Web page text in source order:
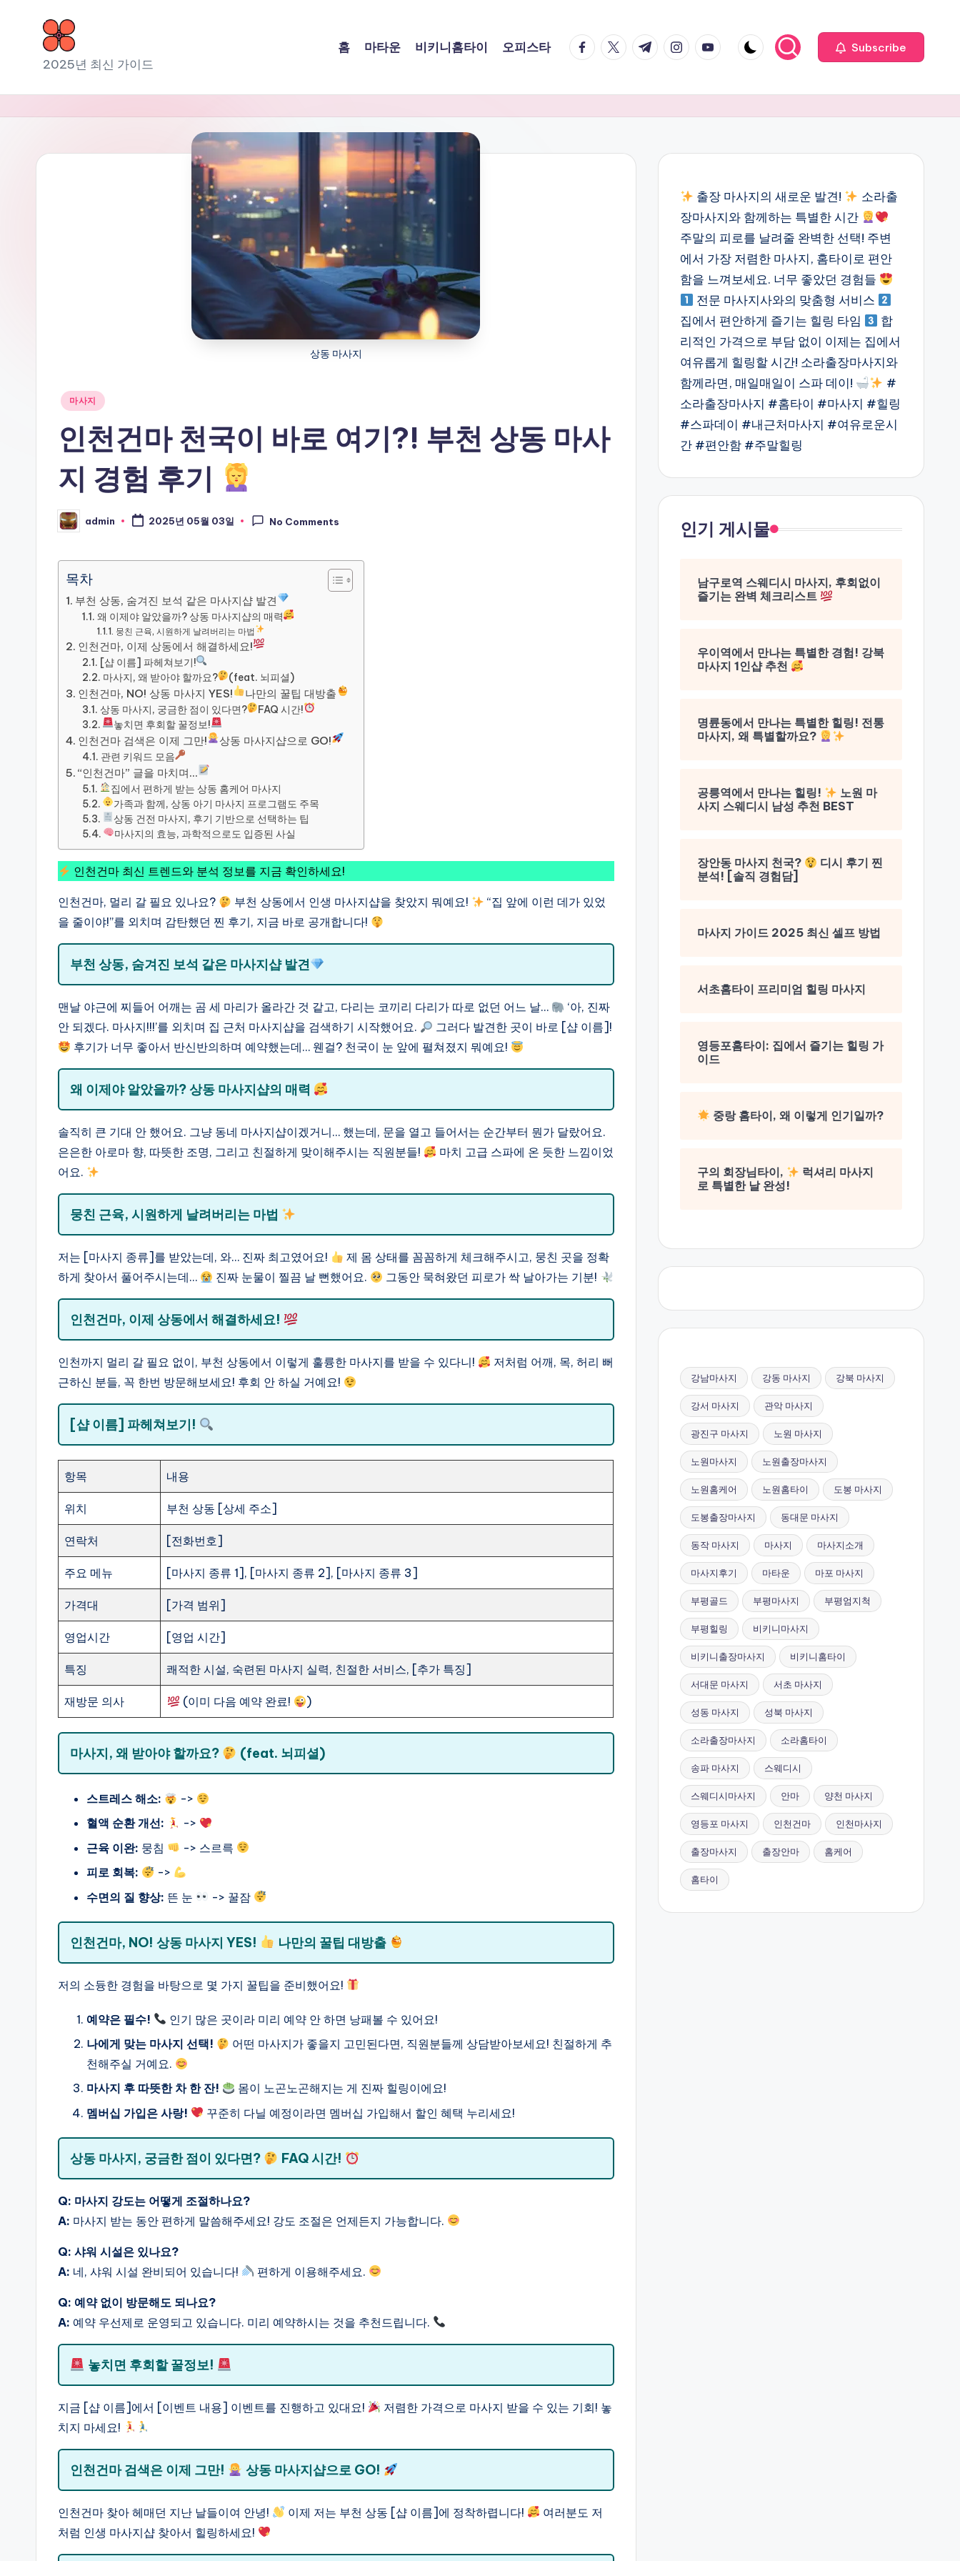
소
라
출
장
2025년 최신 가이드
홈 마타운 비키니홈타이 오피스타 facebook.com
twitter.com
t.me instagram.com
youtube.com Subscribe
상동 마사지
Posted
마사지
인천건마 천국이 바로 여기?! 부천 상동 마사
지 경험 후기
Posted
by
admin 2025년 05월 03일 No Comments
목차
부천 상동, 숨겨진 보석 같은 마사지샵 발견
왜 이제야 알았을까? 상동 마사지샵의 매력
뭉친 근육, 시원하게 날려버리는 마법
인천건마, 이제 상동에서 해결하세요!
[샵 이름] 파헤쳐보기!
마사지, 왜 받아야 할까요?
(feat. 뇌피셜)
인천건마, NO! 상동 마사지 YES! 나만의 꿀팁 대방출
상동 마사지, 궁금한 점이 있다면?
FAQ 시간!
놓치면 후회할 꿀정보!
인천건마 검색은 이제 그만! 상동 마사지샵으로 GO!
관련 키워드 모음
“인천건마” 글을 마치며…
집에서 편하게 받는 상동 홈케어 마사지
가족과 함께, 상동 아기 마사지 프로그램도 주목
상동 건전 마사지, 후기 기반으로 선택하는 팁
마사지의 효능, 과학적으로도 입증된 사실
인천건마 최신 트렌드와 분석 정보를 지금 확인하세요!
인천건마, 멀리 갈 필요 있나요? 부천 상동에서 인생 마사지샵을 찾았지 뭐예요!
“집 앞에 이런 데가 있었
을 줄이야!”를 외치며 감탄했던 찐 후기, 지금 바로 공개합니다!
부천 상동, 숨겨진 보석 같은 마사지샵 발견
맨날 야근에 찌들어 어깨는 곰 세 마리가 올라간 것 같고, 다리는 코끼리 다리가 따로 없던 어느 날…
‘아, 진짜
안 되겠다. 마사지!!!’를 외치며 집 근처 마사지샵을 검색하기 시작했어요.
그러다 발견한 곳이 바로 [샵 이름]!
후기가 너무 좋아서 반신반의하며 예약했는데… 웬걸? 천국이 눈 앞에 펼쳐졌지 뭐예요!
왜 이제야 알았을까? 상동 마사지샵의 매력
솔직히 큰 기대 안 했어요. 그냥 동네 마사지샵이겠거니… 했는데, 문을 열고 들어서는 순간부터 뭔가 달랐어요.
은은한 아로마 향, 따뜻한 조명, 그리고 친절하게 맞이해주시는 직원분들!
마치 고급 스파에 온 듯한 느낌이었
어요.
뭉친 근육, 시원하게 날려버리는 마법
저는 [마사지 종류]를 받았는데, 와… 진짜 최고였어요!
제 몸 상태를 꼼꼼하게 체크해주시고, 뭉친 곳을 정확
하게 찾아서 풀어주시는데…
진짜 눈물이 찔끔 날 뻔했어요. 그동안 묵혀왔던 피로가 싹 날아가는 기분!
인천건마, 이제 상동에서 해결하세요!
인천까지 멀리 갈 필요 없이, 부천 상동에서 이렇게 훌륭한 마사지를 받을 수 있다니!
저처럼 어깨, 목, 허리 뻐
근하신 분들, 꼭 한번 방문해보세요! 후회 안 하실 거예요!
[샵 이름] 파헤쳐보기!
항목 내용
위치 부천 상동 [상세 주소]
연락처 [전화번호]
주요 메뉴 [마사지 종류 1], [마사지 종류 2], [마사지 종류 3]
가격대 [가격 범위]
영업시간 [영업 시간]
특징 쾌적한 시설, 숙련된 마사지 실력, 친절한 서비스, [추가 특징]
재방문 의사 (이미 다음 예약 완료! )
마사지, 왜 받아야 할까요? (feat. 뇌피셜)
스트레스 해소:
->
혈액 순환 개선:
->
근육 이완: 뭉침
-> 스르륵
피로 회복:
->
수면의 질 향상: 뜬 눈 -> 꿀잠
인천건마, NO! 상동 마사지 YES! 나만의 꿀팁 대방출
저의 소듕한 경험을 바탕으로 몇 가지 꿀팁을 준비했어요!
예약은 필수!
인기 많은 곳이라 미리 예약 안 하면 낭패볼 수 있어요!
나에게 맞는 마사지 선택!
어떤 마사지가 좋을지 고민된다면, 직원분들께 상담받아보세요! 친절하게 추
천해주실 거예요.
마사지 후 따뜻한 차 한 잔!
몸이 노곤노곤해지는 게 진짜 힐링이에요!
멤버십 가입은 사랑!
꾸준히 다닐 예정이라면 멤버십 가입해서 할인 혜택 누리세요!
상동 마사지, 궁금한 점이 있다면? FAQ 시간!
Q: 마사지 강도는 어떻게 조절하나요?
A: 마사지 받는 동안 편하게 말씀해주세요! 강도 조절은 언제든지 가능합니다.
Q: 샤워 시설은 있나요?
A: 네, 샤워 시설 완비되어 있습니다! 편하게 이용해주세요.
Q: 예약 없이 방문해도 되나요?
A: 예약 우선제로 운영되고 있습니다. 미리 예약하시는 것을 추천드립니다.
놓치면 후회할 꿀정보!
지금 [샵 이름]에서 [이벤트 내용] 이벤트를 진행하고 있대요!
저렴한 가격으로 마사지 받을 수 있는 기회! 놓
치지 마세요!
인천건마 검색은 이제 그만! 상동 마사지샵으로 GO!
인천건마 찾아 헤매던 지난 날들이여 안녕! 이제 저는 부천 상동 [샵 이름]에 정착하렵니다!
여러분도 저
처럼 인생 마사지샵 찾아서 힐링하세요!
출장 마사지의 새로운 발견!
소라출
장마사지와 함께하는 특별한 시간
주말의 피로를 날려줄 완벽한 선택! 주변
에서 가장 저렴한 마사지, 홈타이로 편안
함을 느껴보세요. 너무 좋았던 경험들
전문 마사지사와의 맞춤형 서비스
집에서 편안하게 즐기는 힐링 타임
합
리적인 가격으로 부담 없이 이제는 집에서
여유롭게 힐링할 시간! 소라출장마사지와
함께라면, 매일매일이 스파 데이!
#
소라출장마사지 #홈타이 #마사지 #힐링
#스파데이 #내근처마사지 #여유로운시
간 #편안함 #주말힐링
인기 게시물
남구로역 스웨디시 마사지, 후회없이
즐기는 완벽 체크리스트
우이역에서 만나는 특별한 경험! 강북
마사지 1인샵 추천
명륜동에서 만나는 특별한 힐링! 전통
마사지, 왜 특별할까요?
공릉역에서 만나는 힐링!
노원 마
사지 스웨디시 남성 추천 BEST
장안동 마사지 천국?
디시 후기 찐
분석! [솔직 경험담]
마사지 가이드 2025 최신 셀프 방법
서초홈타이 프리미엄 힐링 마사지
영등포홈타이: 집에서 즐기는 힐링 가
이드
중랑 홈타이, 왜 이렇게 인기일까?
구의 회장님타이,
럭셔리 마사지
로 특별한 날 완성!
강남마사지 강동 마사지 강북 마사지
강서 마사지 관악 마사지
광진구 마사지 노원 마사지
노원마사지 노원출장마사지
노원홈케어 노원홈타이 도봉 마사지
도봉출장마사지 동대문 마사지
동작 마사지 마사지 마사지소개
마사지후기 마타운 마포 마사지
부평골드 부평마사지 부평엄지척
부평힐링 비키니마사지
비키니출장마사지 비키니홈타이
서대문 마사지 서초 마사지
성동 마사지 성북 마사지
소라출장마사지 소라홈타이
송파 마사지 스웨디시
스웨디시마사지 안마 양천 마사지
영등포 마사지 인천건마 인천마사지
출장마사지 출장안마 홈케어
홈타이